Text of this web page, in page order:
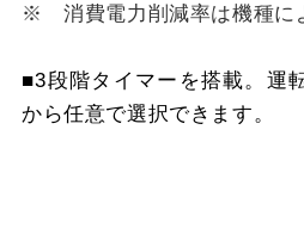
※ 消費電力削減率は機種に
■3段階タイマーを搭載。運
から任意で選択できます。